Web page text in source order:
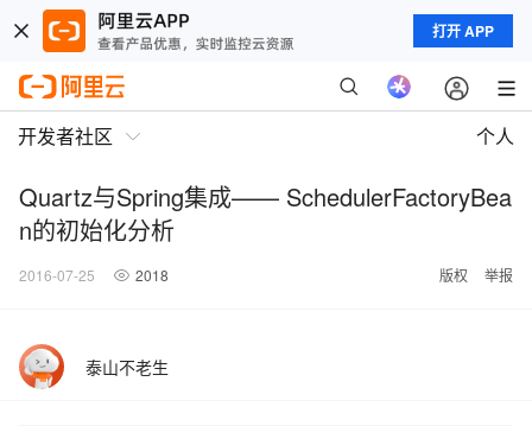
打开 APP
开发者社区 个人
Quartz与Spring集成—— SchedulerFactoryBea
n的初始化分析
2016-07-25 2018 版权 举报
泰山不老生